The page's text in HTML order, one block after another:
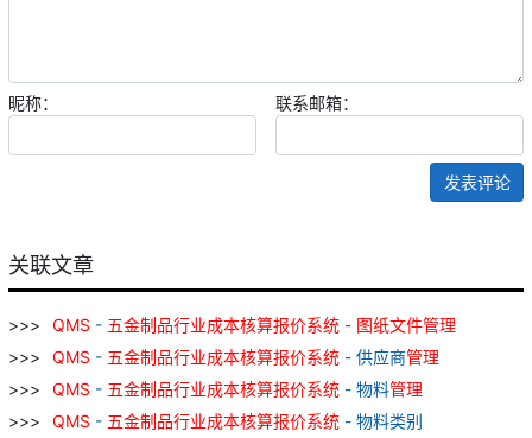
昵称： 联系邮箱：
发表评论
关联文章
QMS - 五金制品行业成本核算报价系统 - 图纸文件管理
QMS - 五金制品行业成本核算报价系统 - 供应商管理
QMS - 五金制品行业成本核算报价系统 - 物料管理
QMS - 五金制品行业成本核算报价系统 - 物料类别